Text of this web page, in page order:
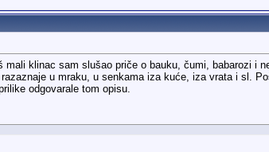
mali klinac sam slušao priče o bauku, čumi, babarozi i
u mraku, u senkama iza kuće, iza vrata i sl.
odgovarale tom opisu.